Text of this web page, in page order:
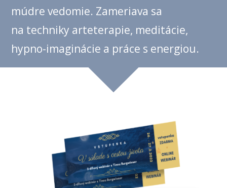
múdre vedomie. Zameriava sa
na techniky arteterapie, meditácie,
hypno-imaginácie a práce s energiou.